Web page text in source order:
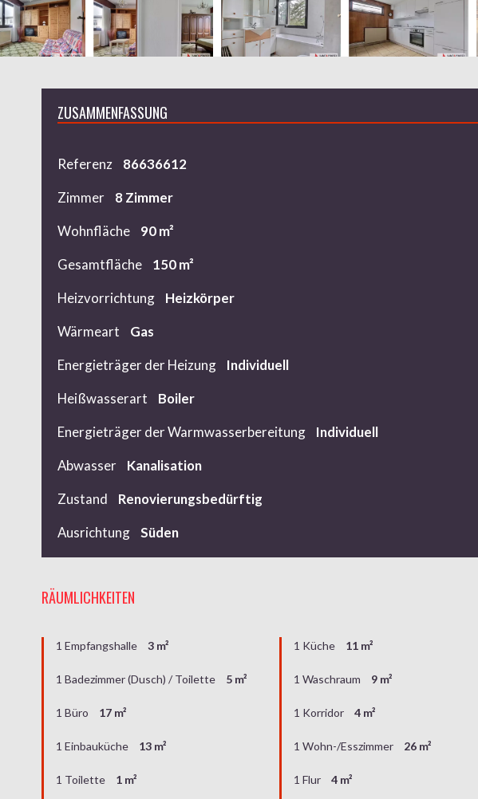
ZUSAMMENFASSUNG
Referenz
86636612
Zimmer
8 Zimmer
Wohnfläche
90 m²
Gesamtfläche
150 m²
Heizvorrichtung
Heizkörper
Wärmeart
Gas
Energieträger der Heizung
Individuell
Heißwasserart
Boiler
Energieträger der Warmwasserbereitung
Individuell
Abwasser
Kanalisation
Zustand
Renovierungsbedürftig
Ausrichtung
Süden
RÄUMLICHKEITEN
1 Empfangshalle 3 m² 1 Küche 11 m²
1 Badezimmer (Dusch) / Toilette 5 m² 1 Waschraum 9 m²
1 Büro 17 m² 1 Korridor 4 m²
1 Einbauküche 13 m² 1 Wohn-/Esszimmer 26 m²
1 Toilette 1 m² 1 Flur 4 m²